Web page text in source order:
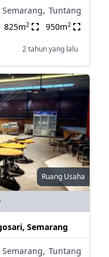
Tuntang
825m2 950m2
2 tahun yang lalu
Ruang Usaha
Semarang
Tuntang